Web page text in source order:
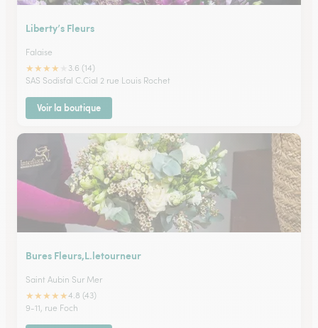
Liberty’s Fleurs
Falaise
★★★★
3.6 (14)
SAS Sodisfal C.Cial 2 rue Louis Rochet
Voir la boutique
Bures Fleurs,L.letourneur
Saint Aubin Sur Mer
★★★★★4.8 (43)
9-11, rue Foch